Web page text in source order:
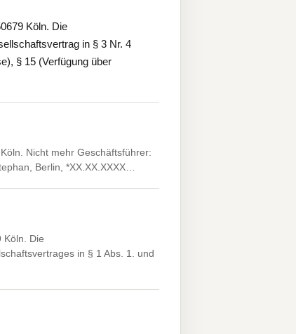
Köln. Die
in § 3 Nr. 4
§ 15 (Verfügung über
Nicht mehr Geschäftsführer:
Berlin, *XX.XX.XXXX…
Köln. Die
in § 1 Abs. 1. und